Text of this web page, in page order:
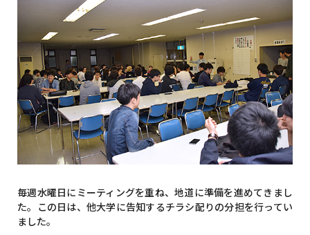
毎週水曜日にミーティングを重ね、地道に準備を進めてきまし
た。この日は、他大学に告知するチラシ配りの分担を行ってい
ました。